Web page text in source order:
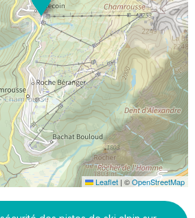
Leaflet | ©OpenStreetMap